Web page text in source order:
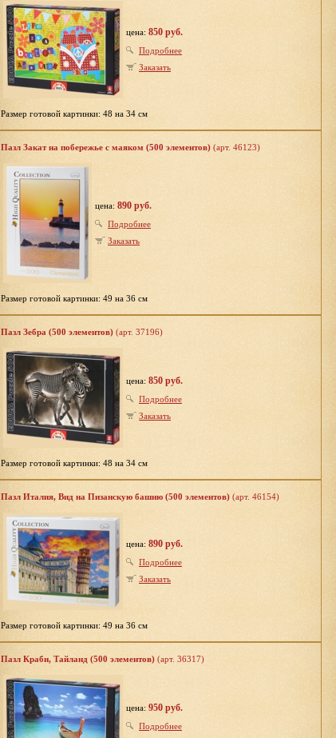
цена: 850 руб.
Подробнее
Заказать
Размер готовой картинки: 48 на 34 см
Пазл Закат на побережье с маяком (500 элементов) (арт. 46123)
цена: 890 руб.
Подробнее
Заказать
Размер готовой картинки: 49 на 36 см
Пазл Зебра (500 элементов) (арт. 37196)
цена: 850 руб.
Подробнее
Заказать
Размер готовой картинки: 48 на 34 см
Пазл Италия, Вид на Пизанскую башню (500 элементов) (арт. 46154)
цена: 890 руб.
Подробнее
Заказать
Размер готовой картинки: 49 на 36 см
Пазл Краби, Тайланд (500 элементов) (арт. 36317)
цена: 950 руб.
Подробнее